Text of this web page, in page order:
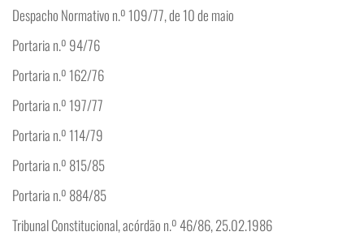
Despacho Normativo n.º 109/77, de 10 de maio
Portaria n.º 94/76
Portaria n.º 162/76
Portaria n.º 197/77
Portaria n.º 114/79
Portaria n.º 815/85
Portaria n.º 884/85
Tribunal Constitucional, acórdão n.º 46/86, 25.02.1986